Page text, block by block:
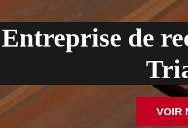
Entreprise de
VOIR